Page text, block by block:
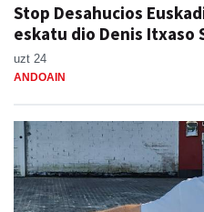
Stop Desahucios
eskatu dio Denis Itxaso
uzt 24
ANDOAIN